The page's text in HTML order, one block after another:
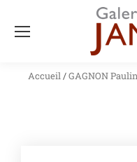
Accueil/GAGNON